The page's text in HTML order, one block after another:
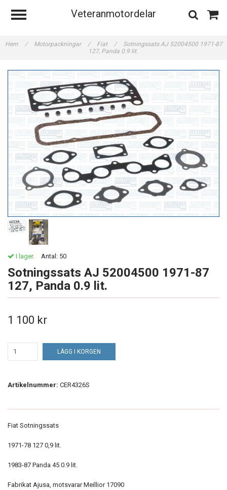
Veteranmotordelar
Hem / Motorpackningar / Fiat /
Sotningssats AJ 52004500 1971-87
127, Panda 0.9 lit.
I lager. Antal: 50
Sotningssats AJ 52004500 1971-87
127, Panda 0.9 lit.
1 100 kr
LÄGG I KORGEN
Artikelnummer: CER4326S
Fiat Sotningssats
1971-78 127 0,9 lit.
1983-87 Panda 45 0.9 lit.
Fabrikat Ajusa, motsvarar Meillior 17090